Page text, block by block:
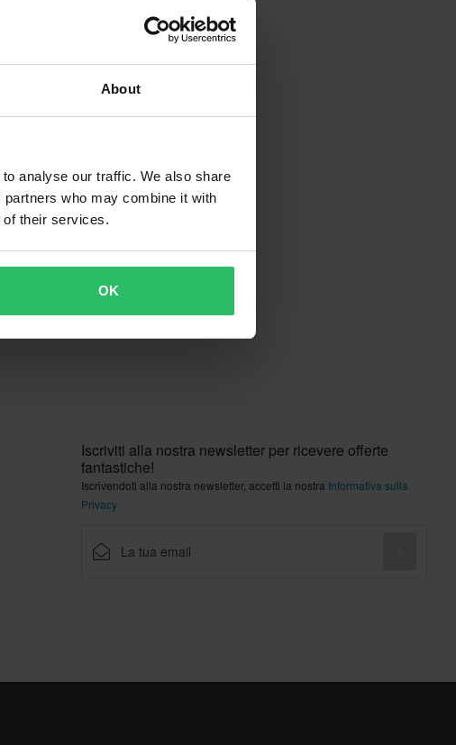
About
analyse our traffic. We also share
who may combine it with
of their services.
OK
Iscriviti alla nostra newsletter per ricevere offerte
fantastiche!
Iscrivendoti alla nostra newsletter, accetti la nostra Informativa sulla
Privacy